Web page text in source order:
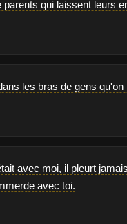
qui laissent leurs
les bras de gens
avec moi, il pleurt
avec toi.